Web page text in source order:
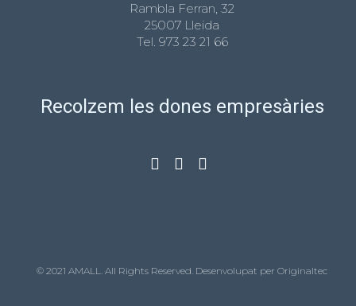
Rambla Ferran, 32
25007 Lleida
Tel. 973 23 21 66
Recolzem les dones empresàries
© 2021 AMALL. All Rights Reserved. Desenvolupat per Originaltec